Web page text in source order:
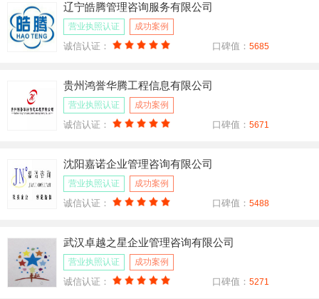
辽宁皓腾管理咨询服务有限公司
营业执照认证 成功案例
诚信认证： 口碑值：5685
贵州鸿誉华腾工程信息有限公司
营业执照认证 成功案例
诚信认证： 口碑值：5671
沈阳嘉诺企业管理咨询有限公司
营业执照认证 成功案例
诚信认证： 口碑值：5488
武汉卓越之星企业管理咨询有限公司
营业执照认证 成功案例
诚信认证： 口碑值：5271